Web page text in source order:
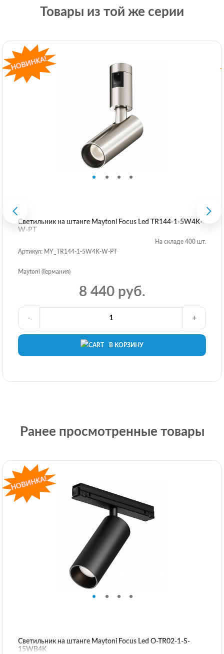
Товары из той же серии
Светильник на штанге Maytoni Focus Led TR144-1-5W4K-
W-PT
На складе 400 шт.
Артикул: MY_TR144-1-5W4K-W-PT
Maytoni (Германия)
8 440 руб.
В КОРЗИНУ
- +
Ранее просмотренные товары
Светильник на штанге Maytoni Focus Led O-TR02-1-S-
15WB4K